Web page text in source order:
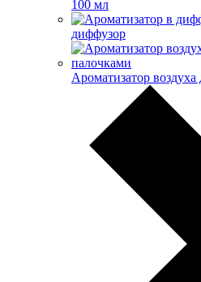
100 мл
диффузор
Ароматизатор